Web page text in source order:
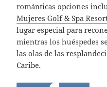
románticas opciones
Mujeres Golf & Spa
lugar especial para
mientras los huéspedes
las olas de las
Caribe.